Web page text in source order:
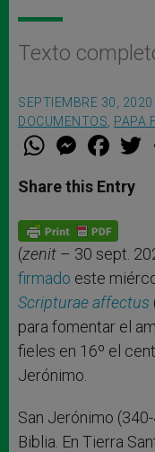
Texto
SEPTIEMBRE 30, 2020
DOCUMENTOS, PAPA
W
t
s
p
p
M
e
s
e
g
e
r
F
a
e
b
o
k
Share this Entry
(zenit – 30 sept.
firmado este
Scripturae affectus
para fomentar el
fieles en 16º el
Jerónimo.
San Jerónimo
Biblia. En Tierra